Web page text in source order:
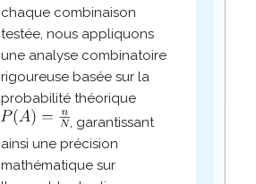
chaque combinaison
testée, nous appliquons
une analyse combinatoire
rigoureuse basée sur la
probabilité théorique
, garantissant
ainsi une précision
mathématique sur